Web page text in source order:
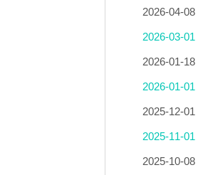
2026-04-08
2026-03-01
2026-01-18
2026-01-01
2025-12-01
2025-11-01
2025-10-08